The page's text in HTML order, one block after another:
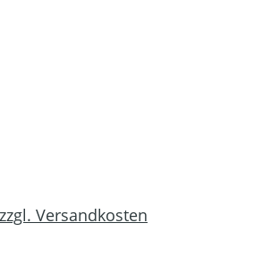
Versandkosten